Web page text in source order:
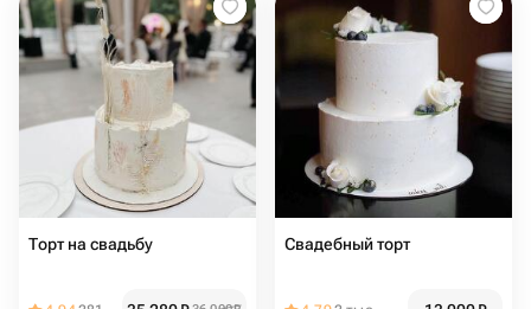
Торт на свадьбу Свадебный торт